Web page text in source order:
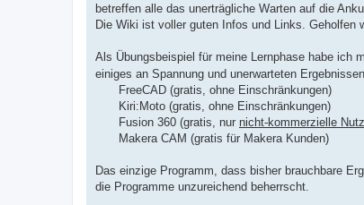
betreffen alle das unerträgliche Warten auf die
Die Wiki ist voller guten Infos und Links. Geholfen
Als Übungsbeispiel für meine Lernphase habe ich
einiges an Spannung und unerwarteten
FreeCAD (gratis, ohne Einschränkungen)
Kiri:Moto (gratis, ohne Einschränkungen)
Fusion 360 (gratis, nur nicht-kommerzielle
Makera CAM (gratis für Makera Kunden)
Das einzige Programm, dass bisher brauchbare
die Programme unzureichend beherrscht.